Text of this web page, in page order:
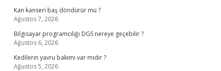
Kan kanseri baş döndürür mü ?
Ağustos 7, 2026
Bilgisayar programcılığı DGS nereye geçebilir ?
Ağustos 6, 2026
Kedilerin yavru bakımı var mıdır ?
Ağustos 5, 2026